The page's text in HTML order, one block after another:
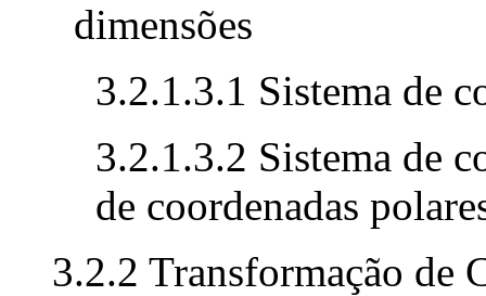
dimensões
3.2.1.3.1 Sistema de
3.2.1.3.2 Sistema de
de coordenadas
3.2.2 Transformação de